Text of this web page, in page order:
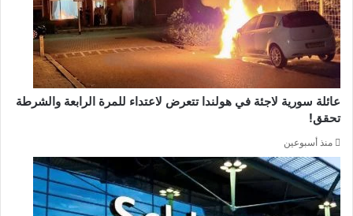
عائلة سورية لاجئة في هولندا تتعرض لاعتداء للمرة الرابعة والشرطة
تحقق!
منذ أسبوعين